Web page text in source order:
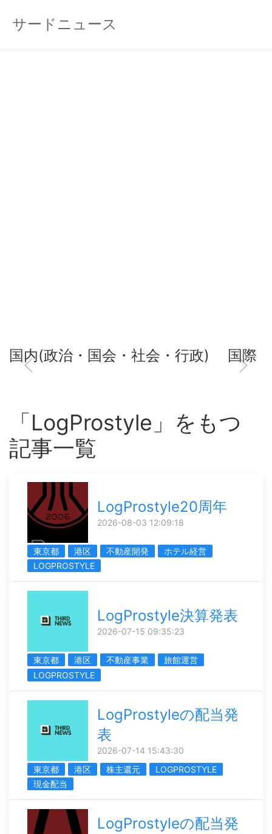
サードニュース
国内(政治・国会・社会・行政) 国際
「LogProstyle」をもつ
記事一覧
LogProstyle20周年
2026-08-03 12:09:18
東京都 港区 不動産開発
ホテル経営
LOGPROSTYLE
LogProstyle決算発表
2026-07-15 09:35:23
東京都 港区 不動産事業
旅館運営
LOGPROSTYLE
LogProstyleの配当発
表
2026-07-14 15:43:30
東京都
港区 株主還元
LOGPROSTYLE
現金配当
LogProstyleの配当発